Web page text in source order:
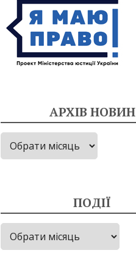
АРХІВ НОВИН
Архів
новин
ПОДІЇ
Події